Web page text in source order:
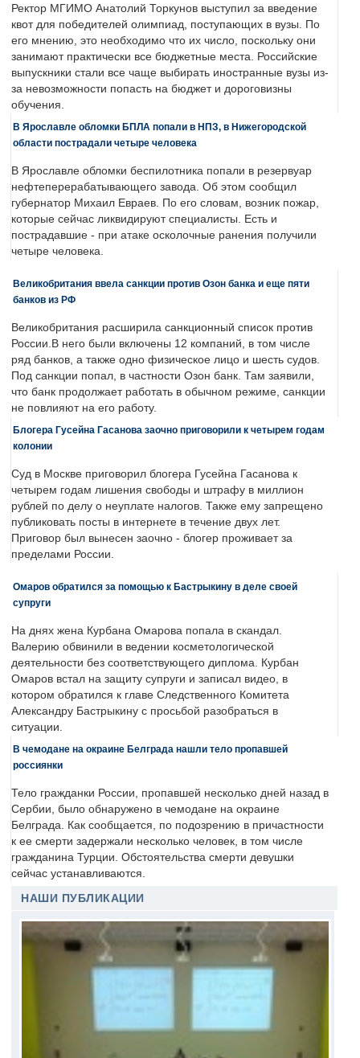
Ректор МГИМО Анатолий Торкунов выступил за введение
квот для победителей олимпиад, поступающих в вузы. По
его мнению, это необходимо что их число, поскольку они
занимают практически все бюджетные места. Российские
выпускники стали все чаще выбирать иностранные вузы из-
за невозможности попасть на бюджет и дороговизны
обучения.
В Ярославле обломки БПЛА попали в НПЗ, в Нижегородской
области пострадали четыре человека
В Ярославле обломки беспилотника попали в резервуар
нефтеперерабатывающего завода. Об этом сообщил
губернатор Михаил Евраев. По его словам, возник пожар,
которые сейчас ликвидируют специалисты. Есть и
пострадавшие - при атаке осколочные ранения получили
четыре человека.
Великобритания ввела санкции против Озон банка и еще пяти
банков из РФ
Великобритания расширила санкционный список против
России.В него были включены 12 компаний, в том числе
ряд банков, а также одно физическое лицо и шесть судов.
Под санкции попал, в частности Озон банк. Там заявили,
что банк продолжает работать в обычном режиме, санкции
не повлияют на его работу.
Блогера Гусейна Гасанова заочно приговорили к четырем годам
колонии
Суд в Москве приговорил блогера Гусейна Гасанова к
четырем годам лишения свободы и штрафу в миллион
рублей по делу о неуплате налогов. Также ему запрещено
публиковать посты в интернете в течение двух лет.
Приговор был вынесен заочно - блогер проживает за
пределами России.
Омаров обратился за помощью к Бастрыкину в деле своей
супруги
На днях жена Курбана Омарова попала в скандал.
Валерию обвинили в ведении косметологической
деятельности без соответствующего диплома. Курбан
Омаров встал на защиту супруги и записал видео, в
котором обратился к главе Следственного Комитета
Александру Бастрыкину с просьбой разобраться в
ситуации.
В чемодане на окраине Белграда нашли тело пропавшей
россиянки
Тело гражданки России, пропавшей несколько дней назад в
Сербии, было обнаружено в чемодане на окраине
Белграда. Как сообщается, по подозрению в причастности
к ее смерти задержали несколько человек, в том числе
гражданина Турции. Обстоятельства смерти девушки
сейчас устанавливаются.
НАШИ ПУБЛИКАЦИИ